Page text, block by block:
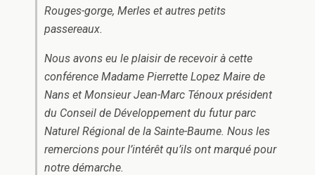
Rouges-gorge, Merles et autres petits
passereaux.
Nous avons eu le plaisir de recevoir à cette
conférence Madame Pierrette Lopez Maire de
Nans et Monsieur Jean-Marc Ténoux président
du Conseil de Développement du futur parc
Naturel Régional de la Sainte-Baume. Nous les
remercions pour l’intérêt qu’ils ont marqué pour
notre démarche.